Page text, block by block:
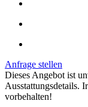
Anfrage stellen
Dieses Angebot ist
Ausstattungsdetails.
vorbehalten!